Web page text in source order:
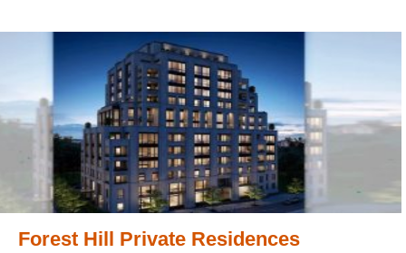
Forest Hill Private Residences